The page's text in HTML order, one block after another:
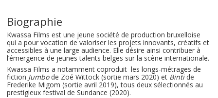
Biographie
Kwassa Films est une jeune société de production bruxelloise
qui a pour vocation de valoriser les projets innovants, créatifs et
accessibles à une large audience. Elle désire ainsi contribuer à
l’émergence de jeunes talents belges sur la scène internationale.
Kwassa Films a notamment coproduit les longs-métrages de
fiction Jumbode Zoé Wittock (sortie mars 2020) et Bintide
Frederike Migom (sortie avril 2019), tous deux sélectionnés au
prestigieux festival de Sundance (2020).